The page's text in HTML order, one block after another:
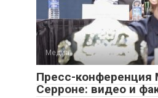
Медиа
Пресс-конференция
Серроне: видео и